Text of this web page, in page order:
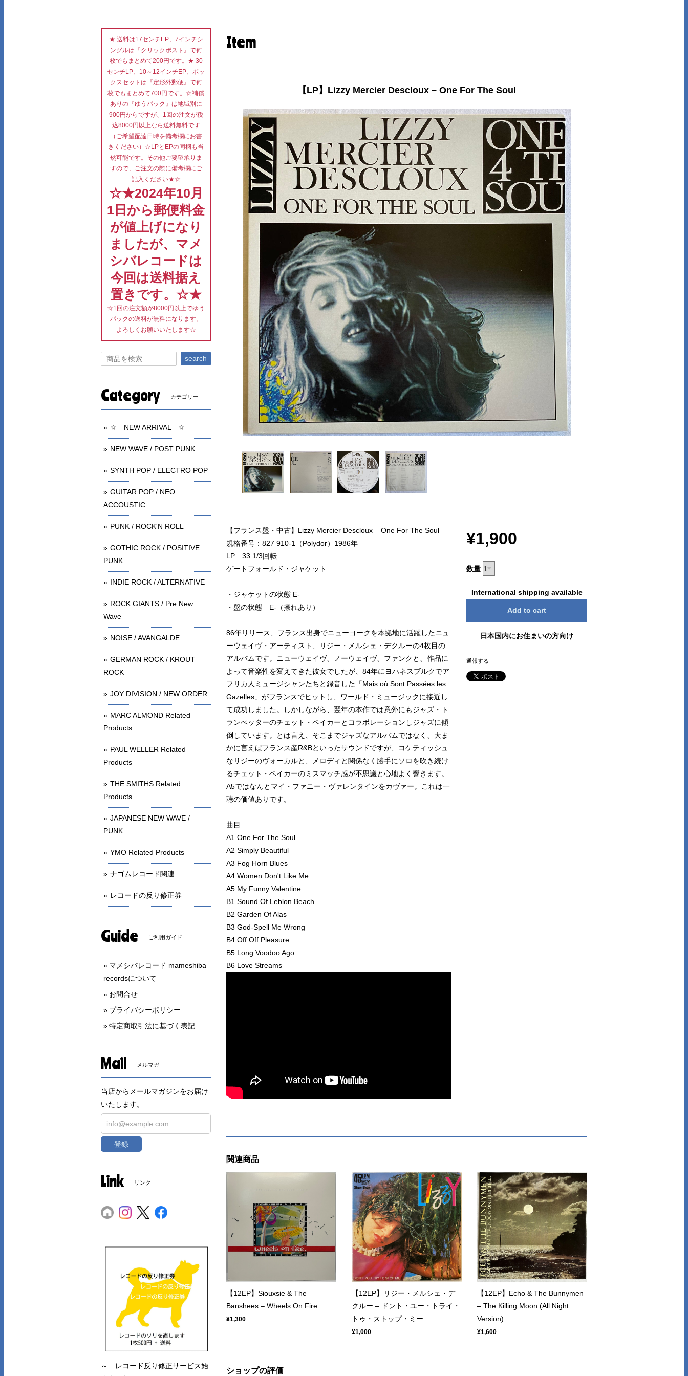
Item
【LP】Lizzy Mercier Descloux – One For The Soul
【フランス盤・中古】Lizzy Mercier Descloux ‎– One For The Soul
規格番号：827 910-1（Polydor）1986年
LP 33 1/3回転
ゲートフォールド・ジャケット
・ジャケットの状態 E-
・盤の状態 E-（擦れあり）
86年リリース、フランス出身でニューヨークを本拠地に活躍したニュ
ーウェイヴ・アーティスト、リジー・メルシェ・デクルーの4枚目の
アルバムです。ニューウェイヴ、ノーウェイヴ、ファンクと、作品に
よって音楽性を変えてきた彼女でしたが、84年にヨハネスブルクでア
フリカ人ミュージシャンたちと録音した「Mais où Sont Passées les
Gazelles」がフランスでヒットし、ワールド・ミュージックに接近し
て成功しました。しかしながら、翌年の本作では意外にもジャズ・ト
ランぺッターのチェット・ベイカーとコラボレーションしジャズに傾
倒しています。とは言え、そこまでジャズなアルバムではなく、大ま
かに言えばフランス産R&Bといったサウンドですが、コケティッシュ
なリジーのヴォーカルと、メロディと関係なく勝手にソロを吹き続け
るチェット・ベイカーのミスマッチ感が不思議と心地よく響きます。
A5ではなんとマイ・ファニー・ヴァレンタインをカヴァー。これは一
聴の価値ありです。
曲目
A1 One For The Soul
A2 Simply Beautiful
A3 Fog Horn Blues
A4 Women Don't Like Me
A5 My Funny Valentine
B1 Sound Of Leblon Beach
B2 Garden Of Alas
B3 God-Spell Me Wrong
B4 Off Off Pleasure
B5 Long Voodoo Ago
B6 Love Streams
¥1,900
数量
International shipping available
Add to cart
日本国内にお住まいの方向け
通報する
関連商品
【12EP】Siouxsie & The
Banshees – Wheels On Fire
¥1,300
【12EP】リジー・メルシェ・デ
クルー ‎– ドント・ユー・トライ・
トゥ・ストップ・ミー
¥1,000
【12EP】Echo & The Bunnymen
– The Killing Moon (All Night
Version)
¥1,600
ショップの評価
★ 送料は17センチEP、7インチシ
ングルは『クリックポスト』で何
枚でもまとめて200円です。★ 30
センチLP、10～12インチEP、ボッ
クスセットは『定形外郵便』で何
枚でもまとめて700円です。☆補償
ありの『ゆうパック』は地域別に
900円からですが、1回の注文が税
込8000円以上なら送料無料です
（ご希望配達日時を備考欄にお書
きください）☆LPとEPの同梱も当
然可能です。その他ご要望承りま
すので、ご注文の際に備考欄にご
記入ください★☆
☆★2024年10月
1日から郵便料金
が値上げになり
ましたが、マメ
シバレコードは
今回は送料据え
置きです。☆★
☆1回の注文額が8000円以上でゆう
パックの送料が無料になります。
よろしくお願いいたします☆
search
Category カテゴリー
☆ NEW ARRIVAL ☆
NEW WAVE / POST PUNK
SYNTH POP / ELECTRO POP
GUITAR POP / NEO
ACCOUSTIC
PUNK / ROCK'N ROLL
GOTHIC ROCK / POSITIVE
PUNK
INDIE ROCK / ALTERNATIVE
ROCK GIANTS / Pre New
Wave
NOISE / AVANGALDE
GERMAN ROCK / KROUT
ROCK
JOY DIVISION / NEW ORDER
MARC ALMOND Related
Products
PAUL WELLER Related
Products
THE SMITHS Related
Products
JAPANESE NEW WAVE /
PUNK
YMO Related Products
ナゴムレコード関連
レコードの反り修正券
Guide ご利用ガイド
マメシバレコード mameshiba
recordsについて
お問合せ
プライバシーポリシー
特定商取引法に基づく表記
Mail メルマガ
当店からメールマガジンをお届け
いたします。
登録
Link リンク
～ レコード反り修正サービス始